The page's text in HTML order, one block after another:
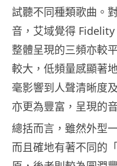
試聽不同種類歌曲。
音，艾域覺得 Fidelity
整體呈現的三頻亦較
較大，低頻量感顯著
毫影響到人聲清晰度
亦更為豐富，呈現的
總括而言，雖然外型
而且確地有著不同的